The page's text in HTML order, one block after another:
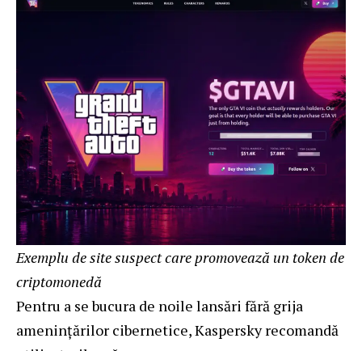
Exemplu de site suspect care promovează un token de
criptomonedă
Pentru a se bucura de noile lansări fără grija
amenințărilor cibernetice, Kaspersky recomandă